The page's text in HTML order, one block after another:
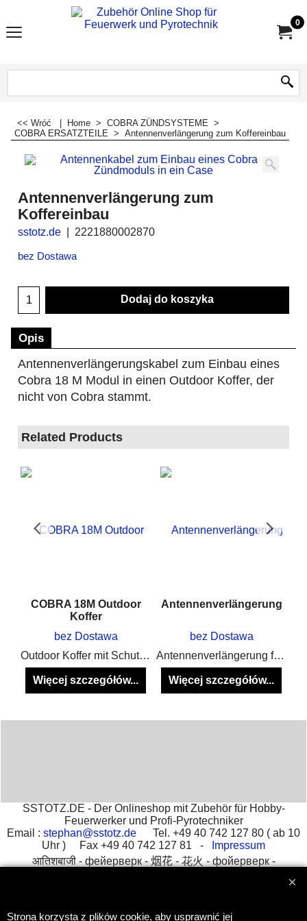
0
<< Wróć Home > COBRA ZÜNDSYSTEME >
COBRA ERSATZTEILE > Antennenverlängerung zum Koffereinbau
Antennenverlängerung zum
Koffereinbau
sstotz.de 2221880002870
bez Dostawa
Dodaj do koszyka
Opis
Antennenverlängerungskabel zum Einbau eines
Cobra 18 M Modul in einen Outdoor Koffer, der
nicht von Cobra stammt.
Related Products
COBRA 18M Outdoor
Koffer
bez Dostawa
Outdoor Koffer mit Schutzplatte und Antennenführung nach außen in SCHWARZ & NEON GELB verfügbar
Więcej szczegółów...
Antennenverlängerung
bez Dostawa
Antennenverlängerung für Cobra und Firestorm Systeme
Więcej szczegółów...
SSTOTZ.DE - Der Onlineshop mit Zubehör für Hobby-
Feuerwerker und Profi-Pyrotechniker
Email : stephan@sstotz.de Tel. +49 40 742 127 80 ( ab 10
Uhr ) Fax +49 40 742 127 81 -
Impressum
आतिशबाजी -фейерверк -烟花 -花火 -фойерверк -
Strona korzysta z plików cookie, aby usprawnić jej